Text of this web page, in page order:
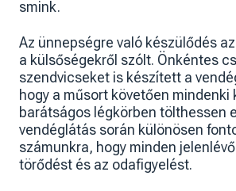
smink.
Az ünnepségre való készülődés
a külsőségekről szólt. Önkéntes
szendvicseket is készített a
hogy a műsort követően mindenki
barátságos légkörben tölthessen
vendéglátás során különösen
számunkra, hogy minden
törődést és az odafigyelést.